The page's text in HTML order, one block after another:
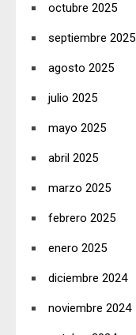
octubre 2025
septiembre 2025
agosto 2025
julio 2025
mayo 2025
abril 2025
marzo 2025
febrero 2025
enero 2025
diciembre 2024
noviembre 2024